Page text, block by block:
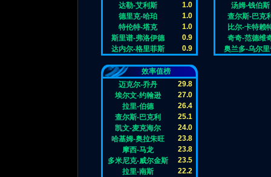
达勒-艾利斯
1.0
德里克-哈珀
1.0
特伦特-塔克
1.0
斯里谱-弗洛伊德
0.9
达内尔-格里菲斯
0.9
汤姆-钱伯斯
查尔斯-巴克
比尔-卡特赖
奇奇-范德维
奥兰多-乌尔
效率值榜
迈克尔-乔丹
29.8
埃尔文-约翰逊
27.0
拉里-伯德
26.4
查尔斯-巴克利
25.1
凯文-麦克海尔
24.0
哈基姆-奥拉朱旺
23.8
摩西-马龙
23.8
多米尼克-威尔金斯
23.5
拉里-南斯
22.2